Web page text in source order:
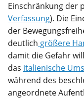
Einschränkung der
Verfassung). Die
der
deutlich größere
damit die Gefahr
das italienische
während des
angeordnete